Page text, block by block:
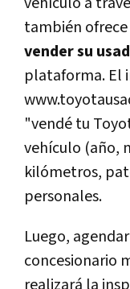
también
vender su
plataforma. El
"vendé tu
vehículo (año,
kilómetros,
personales.
Luego,
concesionario